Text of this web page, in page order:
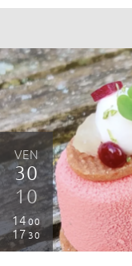
VEN
30
10
14 00
1730